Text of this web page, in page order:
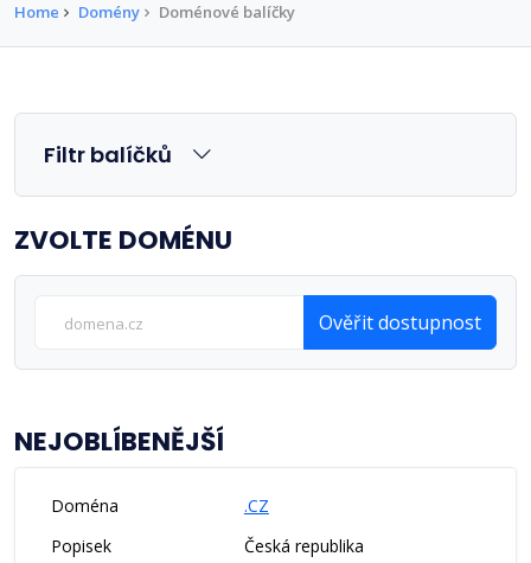
Home Domény Doménové balíčky
Filtr balíčků
ZVOLTE DOMÉNU
Ověřit dostupnost
NEJOBLÍBENĚJŠÍ
.CZ
Česká republika